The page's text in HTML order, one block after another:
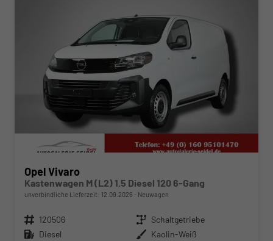
Opel Vivaro
Kastenwagen M (L2) 1.5 Diesel 120 6-Gang
unverbindliche Lieferzeit: 12.09.2026 Neuwagen
Fahrzeugnr. 120506 Getriebe Schaltgetriebe
Kraftstoff Diesel Außenfarbe Kaolin-Weiß